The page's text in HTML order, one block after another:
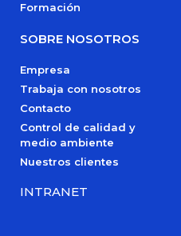
Formación
SOBRE NOSOTROS
Empresa
Trabaja con nosotros
Contacto
Control de calidad y
medio ambiente
Nuestros clientes
INTRANET